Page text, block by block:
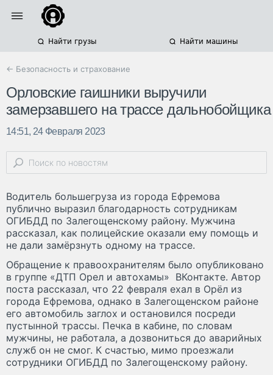
Найти грузы Найти машины
← Безопасность и страхование
Орловские гаишники выручили
замерзавшего на трассе дальнобойщика
14:51, 24 Февраля 2023
Водитель большегруза из города Ефремова
публично выразил благодарность сотрудникам
ОГИБДД по Залегощенскому району. Мужчина
рассказал, как полицейские оказали ему помощь и
не дали замёрзнуть одному на трассе.
Обращение к правоохранителям было опубликовано
в группе «ДТП Орел и автохамы» ВКонтакте. Автор
поста рассказал, что 22 февраля ехал в Орёл из
города Ефремова, однако в Залегощенском районе
его автомобиль заглох и остановился посреди
пустынной трассы. Печка в кабине, по словам
мужчины, не работала, а дозвониться до аварийных
служб он не смог. К счастью, мимо проезжали
сотрудники ОГИБДД по Залегощенскому району.